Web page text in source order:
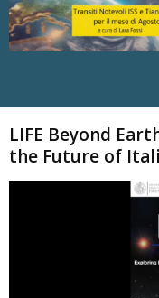
LIFE Beyond
the Future of